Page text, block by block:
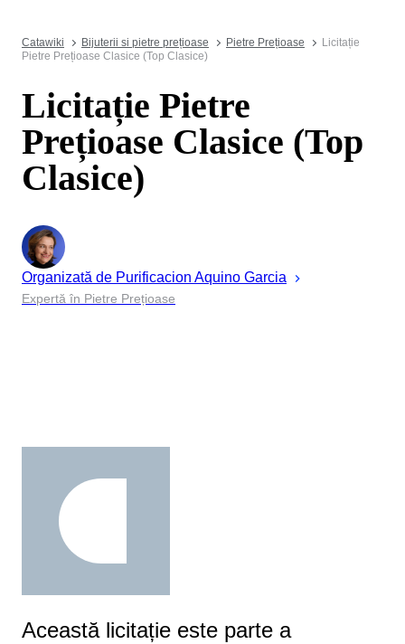
Catawiki Bijuterii si pietre prețioase Pietre Prețioase
Licitație
Pietre Prețioase Clasice (Top Clasice)
Licitație Pietre
Prețioase Clasice (Top
Clasice)
Organizată de Purificacion Aquino Garcia
Expertă în Pietre Prețioase
Această licitație este parte a